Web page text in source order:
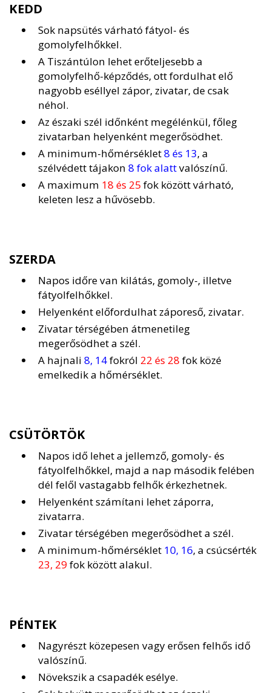
KEDD
Sok napsütés várható fátyol- és
gomolyfelhőkkel.
A Tiszántúlon lehet erőteljesebb a
gomolyfelhő-képződés, ott fordulhat elő
nagyobb eséllyel zápor, zivatar, de csak
néhol.
Az északi szél időnként megélénkül, főleg
zivatarban helyenként megerősödhet.
A minimum-hőmérséklet8 és 13, a
szélvédett tájakon 8 fok alattvalószínű.
A maximum 18 és 25 fok között várható,
keleten lesz a hűvösebb.
SZERDA
Napos időre van kilátás, gomoly-, illetve
fátyolfelhőkkel.
Helyenként előfordulhat záporeső, zivatar.
Zivatar térségében átmenetileg
megerősödhet a szél.
A hajnali 8, 14fokról 22 és 28 fok közé
emelkedik a hőmérséklet.
CSÜTÖRTÖK
Napos idő lehet a jellemző, gomoly- és
fátyolfelhőkkel, majd a nap második felében
dél felől vastagabb felhők érkezhetnek.
Helyenként számítani lehet záporra,
zivatarra.
Zivatar térségében megerősödhet a szél.
A minimum-hőmérséklet 10, 16, a csúcsérték
23, 29fok között alakul.
PÉNTEK
Nagyrészt közepesen vagy erősen felhős idő
valószínű.
Növekszik a csapadék esélye.